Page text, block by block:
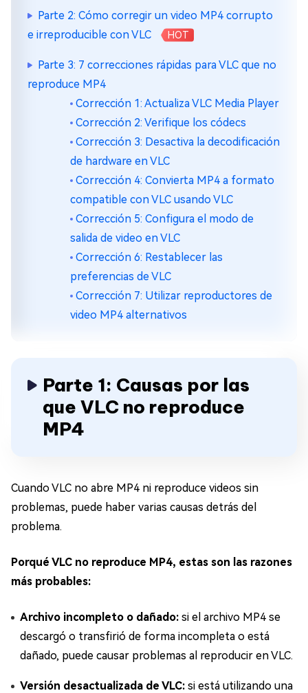
Parte 2: Cómo corregir un video MP4 corrupto
e irreproducible con VLC
HOT
Parte 3: 7 correcciones rápidas para VLC que no
reproduce MP4
Corrección 1: Actualiza VLC Media Player
Corrección 2: Verifique los códecs
Corrección 3: Desactiva la decodificación
de hardware en VLC
Corrección 4: Convierta MP4 a formato
compatible con VLC usando VLC
Corrección 5: Configura el modo de
salida de video en VLC
Corrección 6: Restablecer las
preferencias de VLC
Corrección 7: Utilizar reproductores de
video MP4 alternativos
Parte 1: Causas por las
que VLC no reproduce
MP4
Cuando VLC no abre MP4 ni reproduce videos sin
problemas, puede haber varias causas detrás del
problema.
Porqué VLC no reproduce MP4, estas son las razones
más probables:
Archivo incompleto o dañado: si el archivo MP4 se
descargó o transfirió de forma incompleta o está
dañado, puede causar problemas al reproducir en VLC.
Versión desactualizada de VLC: si está utilizando una